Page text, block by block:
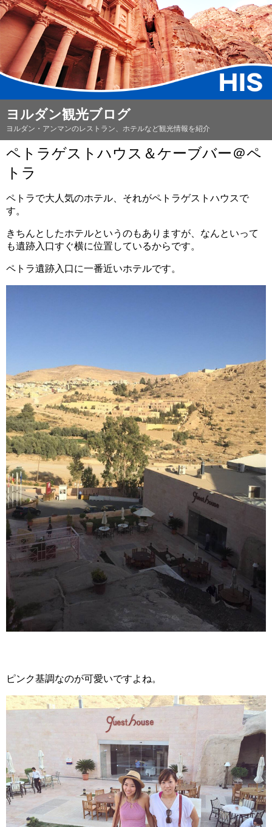
ヨルダン観光ブログ
ヨルダン・アンマンのレストラン、ホテルなど観光情報を紹介
ペトラゲストハウス＆ケーブバー＠ペ
トラ
ペトラで大人気のホテル、それがペトラゲストハウスで
す。
きちんとしたホテルというのもありますが、なんといって
も遺跡入口すぐ横に位置しているからです。
ペトラ遺跡入口に一番近いホテルです。
ピンク基調なのが可愛いですよね。